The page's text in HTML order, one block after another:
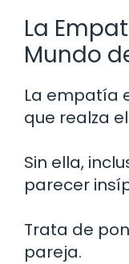
La
Mundo
La empatía
que realza
Sin ella,
parecer
Trata de
pareja.